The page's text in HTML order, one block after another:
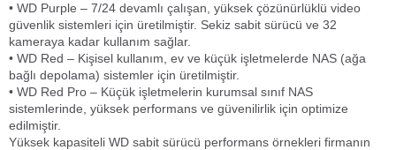
• WD Purple – 7/24 devamlı çalışan, yüksek çözünürlüklü video
güvenlik sistemleri için üretilmiştir. Sekiz sabit sürücü ve 32
kameraya kadar kullanım sağlar.
• WD Red – Kişisel kullanım, ev ve küçük işletmelerde NAS (ağa
bağlı depolama) sistemler için üretilmiştir.
• WD Red Pro – Küçük işletmelerin kurumsal sınıf NAS
sistemlerinde, yüksek performans ve güvenilirlik için optimize
edilmiştir.
Yüksek kapasiteli WD sabit sürücü performans örnekleri firmanın